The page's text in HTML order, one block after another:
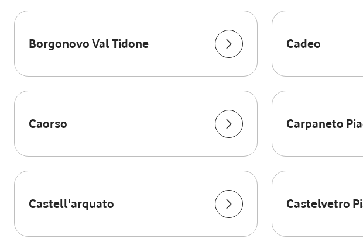
Borgonovo Val Tidone Cadeo
Caorso Carpaneto
Castell'arquato Castelvetro